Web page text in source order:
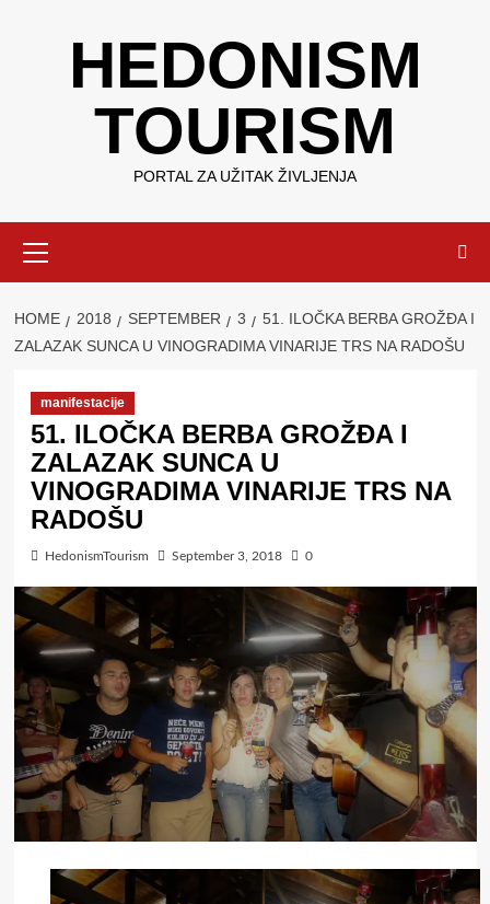
HEDONISM
TOURISM
PORTAL ZA UŽITAK ŽIVLJENJA
Menu
HOME 2018 SEPTEMBER 3
51. ILOČKA BERBA GROŽĐA I
ZALAZAK SUNCA U VINOGRADIMA VINARIJE TRS NA RADOŠU
manifestacije
51. ILOČKA BERBA GROŽĐA I
ZALAZAK SUNCA U
VINOGRADIMA VINARIJE TRS NA
RADOŠU
HedonismTourism September 3, 2018 0